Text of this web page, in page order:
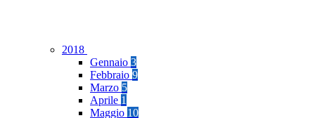
2018
Gennaio 3
Febbraio 9
Marzo 5
Aprile 1
Maggio 10